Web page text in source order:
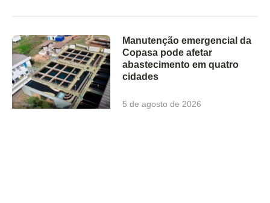
Manutenção emergencial da
Copasa pode afetar
abastecimento em quatro
cidades
5 de agosto de 2026